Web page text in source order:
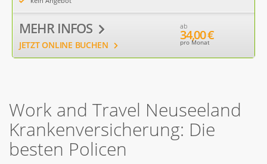
MEHR INFOS
JETZT ONLINE BUCHEN
ab
34,00 €
pro Monat
Work and Travel Neuseeland
Krankenversicherung: Die
besten Policen